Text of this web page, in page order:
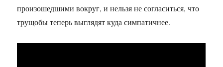
произошедшими вокруг, и нельзя не согласиться, что
трущобы теперь выглядят куда симпатичнее.